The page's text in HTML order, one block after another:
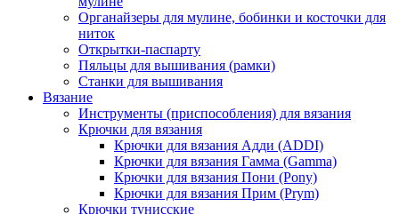
Органайзеры для мулине, бобинки и косточки для
ниток
Открытки-паспарту
Пяльцы для вышивания (рамки)
Станки для вышивания
Вязание
Инструменты (приспособления) для вязания
Крючки для вязания
Крючки для вязания Адди (ADDI)
Крючки для вязания Гамма (Gamma)
Крючки для вязания Пони (Pony)
Крючки для вязания Прим (Prym)
Крючки тунисские